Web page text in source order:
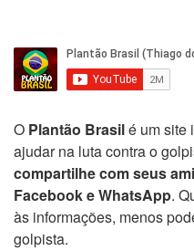
O Plantão Brasilé um site
ajudar na luta contra o
compartilhe com seus
Facebook e WhatsApp.
às informações, menos
golpista.